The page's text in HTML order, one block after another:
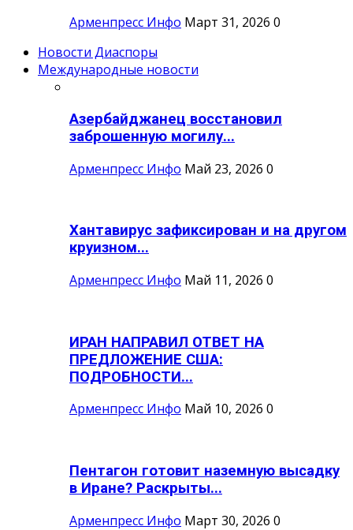
Арменпресс Инфо Март 31, 2026 0
Новости Диаспоры
Международные новости
Азербайджанец восстановил
заброшенную могилу...
Арменпресс Инфо Май 23, 2026 0
Хантавирус зафиксирован и на другом
круизном...
Арменпресс Инфо Май 11, 2026 0
ИРАН НАПРАВИЛ ОТВЕТ НА
ПРЕДЛОЖЕНИЕ США:
ПОДРОБНОСТИ...
Арменпресс Инфо Май 10, 2026 0
Пентагон готовит наземную высадку
в Иране? Раскрыты...
Арменпресс Инфо Март 30, 2026 0